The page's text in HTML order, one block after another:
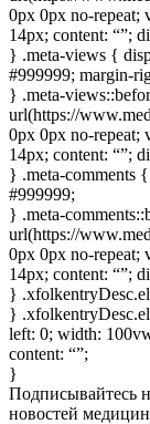
0px 0px no-repeat;
14px; content: “”;
} .meta-views {
#999999; margin-
} .meta-
url(https://
0px 0px no-repeat;
14px; content: “”;
} .meta-comments
#999999;
} .meta-
url(https://
0px 0px no-repeat;
14px; content: “”;
}
}
left: 0; width:
content: “”;
}
Подписывайтесь
новостей